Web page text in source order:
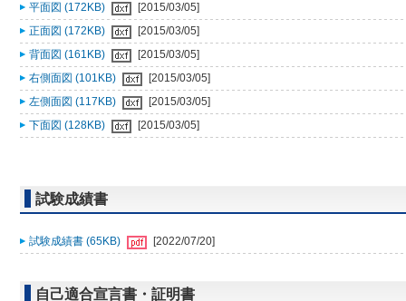
平面図 (172KB)
[2015/03/05]
正面図 (172KB)
[2015/03/05]
背面図 (161KB)
[2015/03/05]
右側面図 (101KB)
[2015/03/05]
左側面図 (117KB)
[2015/03/05]
下面図 (128KB)
[2015/03/05]
試験成績書
試験成績書 (65KB) [2022/07/20]
自己適合宣言書・証明書